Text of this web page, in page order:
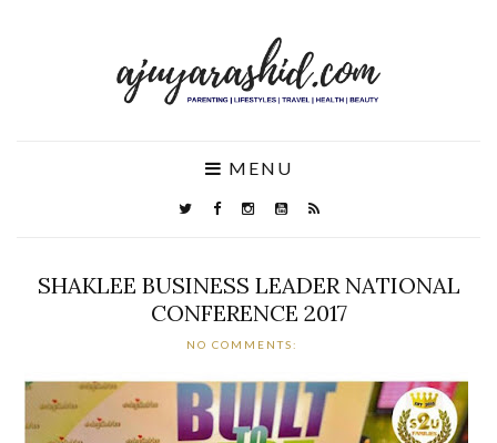
MENU
SHAKLEE BUSINESS LEADER NATIONAL
CONFERENCE 2017
NO COMMENTS: